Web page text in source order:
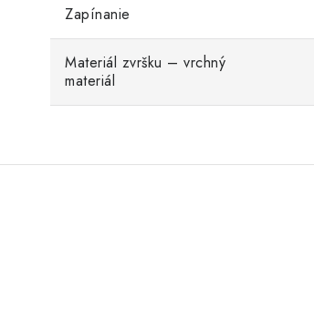
Zapínanie
Materiál zvršku – vrchný
materiál